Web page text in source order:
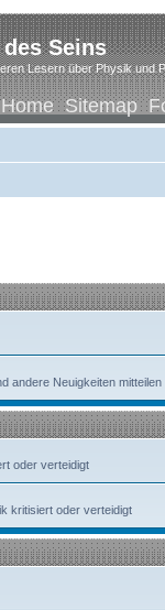
Seins
Lesern über Physik und
Home Sitemap
andere Neuigkeiten mitteilen
oder verteidigt
kritisiert oder verteidigt